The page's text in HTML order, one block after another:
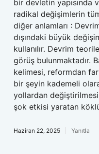
bir devletin yapısında
radikal değişimlerin
diğer anlamları :
dışındaki büyük
kullanılır. Devrim
görüş bulunmaktadır.
kelimesi, reformdan
bir şeyin kademeli
yollardan
şok etkisi yaratan
Haziran 22, 2025 Yanıtla